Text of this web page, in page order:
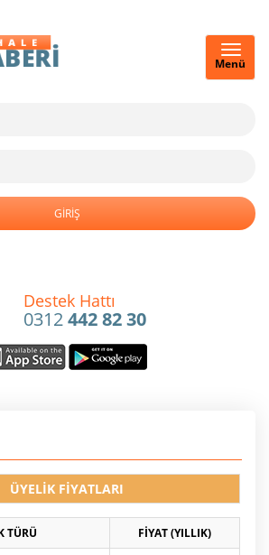
Menü
Destek Hattı
0312442 82 30
ÜYELİK FİYATLARI
TÜRÜ
FİYAT (YILLIK)